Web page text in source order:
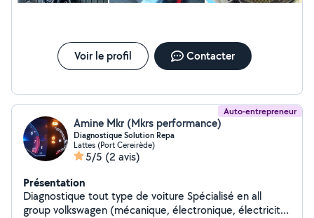
Voir le profil Contacter
Auto-entrepreneur
Amine Mkr (Mkrs performance)
Diagnostique Solution Repa
Lattes (Port Cereirède)
5/5 (2 avis)
Présentation
Diagnostique tout type de voiture Spécialisé en all
group volkswagen (mécanique, électronique, électricité)